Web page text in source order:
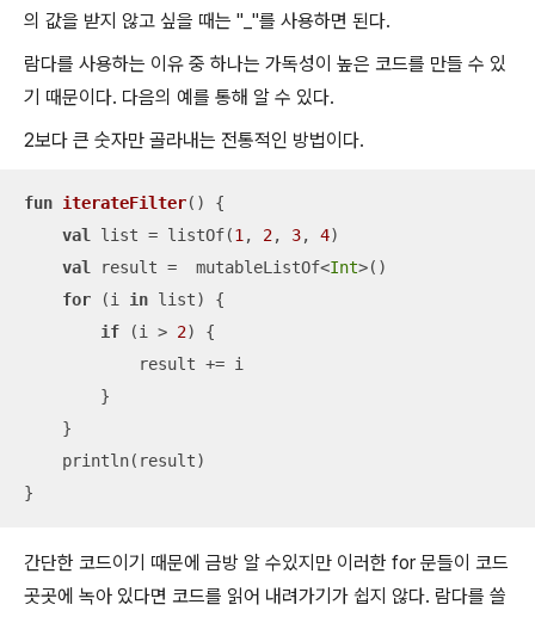
의 값을 받지 않고 싶을 때는 "_"를 사용하면 된다.
람다를 사용하는 이유 중 하나는 가독성이 높은 코드를 만들 수 있
기 때문이다. 다음의 예를 통해 알 수 있다.
2보다 큰 숫자만 골라내는 전통적인 방법이다.
fun iterateFilter()
{
val
list = listOf(1 , 2, 3, 4)
val
result =  mutableListOf<Int>()
for (i in list) {
if (i > 2) {
            result += i
        }
    }
    println(result)
}
간단한 코드이기 때문에 금방 알 수있지만 이러한 for 문들이 코드
곳곳에 녹아 있다면 코드를 읽어 내려가기가 쉽지 않다. 람다를 쓸